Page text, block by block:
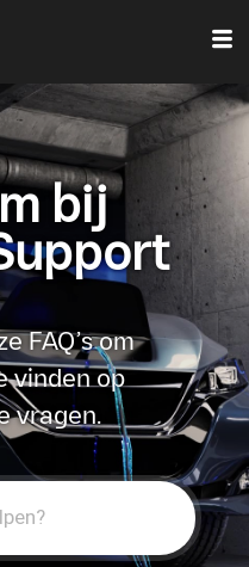
bij
FAQ’s om
vinden op
vragen.